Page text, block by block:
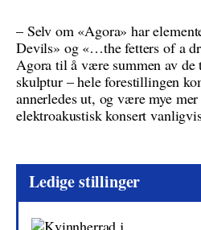
– Selv om «Agora» har
Devils» og «…the fetters of a
Agora til å være summen av de
skulptur – hele forestillingen
annerledes ut, og være mye
elektroakustisk konsert
Ledige stillinger